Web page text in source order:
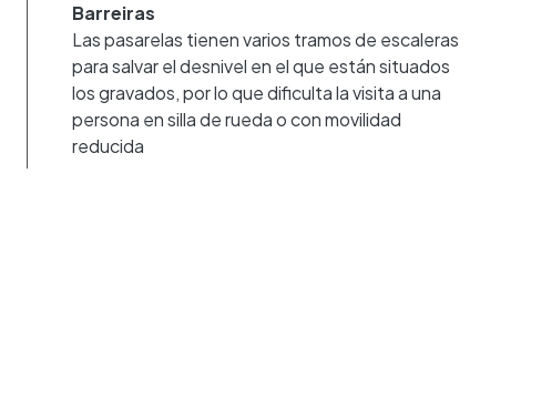
Barreiras
Las pasarelas tienen varios tramos de escaleras
para salvar el desnivel en el que están situados
los gravados, por lo que dificulta la visita a una
persona en silla de rueda o con movilidad
reducida